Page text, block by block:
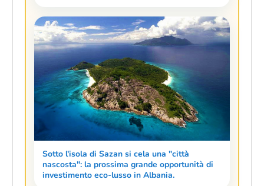
Sotto l'isola di Sazan si cela una "città
nascosta": la prossima grande opportunità di
investimento eco-lusso in Albania.